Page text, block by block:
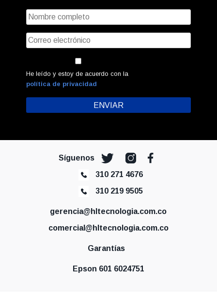
He leído y estoy de acuerdo con la
política de privacidad
Síguenos
310 271 4676
310 219 9505
gerencia@hltecnologia.com.co
comercial@hltecnologia.com.co
Garantías
Epson 601 6024751